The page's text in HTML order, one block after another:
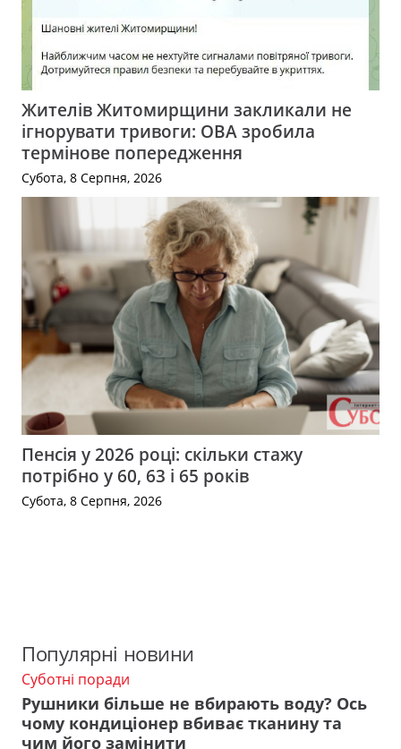
Жителів Житомирщини закликали не
ігнорувати тривоги: ОВА зробила
термінове попередження
Субота, 8 Серпня, 2026
Пенсія у 2026 році: скільки стажу
потрібно у 60, 63 і 65 років
Субота, 8 Серпня, 2026
Популярні новини
Суботні поради
Рушники більше не вбирають воду? Ось
чому кондиціонер вбиває тканину та
чим його замінити